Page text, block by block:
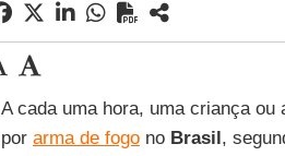
A cada uma hora, uma criança
por arma de fogono Brasil,